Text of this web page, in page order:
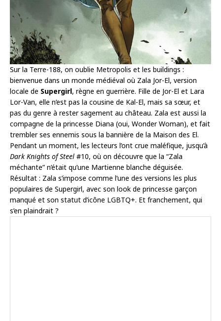
Sur la Terre-188, on oublie Metropolis et les buildings :
bienvenue dans un monde médiéval où Zala Jor-El, version
locale de Supergirl, règne en guerrière. Fille de Jor-El et Lara
Lor-Van, elle n’est pas la cousine de Kal-El, mais sa sœur, et
pas du genre à rester sagement au château. Zala est aussi la
compagne de la princesse Diana (oui, Wonder Woman), et fait
trembler ses ennemis sous la bannière de la Maison des El.
Pendant un moment, les lecteurs l’ont crue maléfique, jusqu’à
Dark Knights of Steel #10, où on découvre que la “Zala
méchante” n’était qu’une Martienne blanche déguisée.
Résultat : Zala s’impose comme l’une des versions les plus
populaires de Supergirl, avec son look de princesse garçon
manqué et son statut d’icône LGBTQ+. Et franchement, qui
s’en plaindrait ?